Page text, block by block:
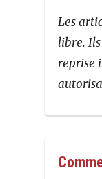
Les
libre.
reprise